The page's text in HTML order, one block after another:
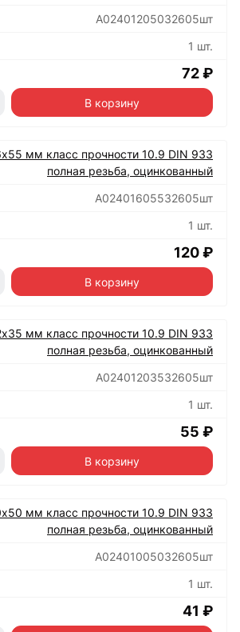
А02401205032605шт
1 шт.
72 ₽
В корзину
мм класс прочности 10.9 DIN 933
полная резьба, оцинкованный
А02401605532605шт
1 шт.
120 ₽
В корзину
мм класс прочности 10.9 DIN 933
полная резьба, оцинкованный
А02401203532605шт
1 шт.
55 ₽
В корзину
мм класс прочности 10.9 DIN 933
полная резьба, оцинкованный
А02401005032605шт
1 шт.
41 ₽